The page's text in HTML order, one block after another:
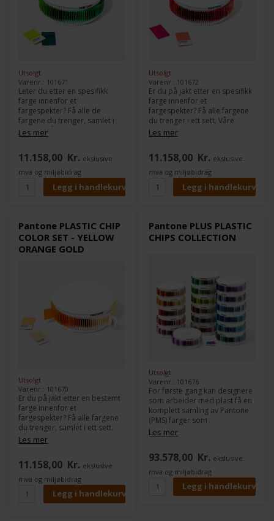
Utsolgt
Varenr.: 101671
Leter du etter en spesifikk
farge innenfor et
fargespekter? Få alle de
fargene du trenger, samlet i
ett sett. Våre Plastic Chip Color
Sets matcher vårt grafiske
kan matche plastikkfargene
dine til dine trykke- og
emballasjefarger. Hvert sett
inneholder et utvalg av 100
plastikkbrikker fra en av de
gule, oransje og gull, røde,
grønne eller blå.
Les mer
11.158,00 Kr. ekslusive.
mva og miljøbidrag
Utsolgt
Varenr.: 101672
Er du på jakt etter en spesifikk
farge innenfor et
fargespekter? Få alle fargene
du trenger i ett sett. Våre
Plastic Chip Color Sets
matcher vårt grafiske (PMS)
matche plast til dine trykk- og
emballasjefarger. Hvert sett
inneholder et utvalg av 100
plastchips fra en av de mest
populære fargefamiliene: grå
blå.
Les mer
11.158,00 Kr. ekslusive.
mva og miljøbidrag
Pantone PLASTIC CHIP
COLOR SET - YELLOW
ORANGE GOLD
Utsolgt
Varenr.: 101670
Er du på jakt etter en bestemt
farge innenfor et
fargespekter? Få alle fargene
du trenger, samlet i ett sett.
Våre Plastic Chip Color Sets
samsvarer med vårt grafiske
kan matche plast til dine
utskrifts- og emballasjefarger.
Hvert sett inneholder et utvalg
av 100 plastbrikker fra en av
de mest populære
Les mer
11.158,00 Kr. ekslusive.
mva og miljøbidrag
Pantone PLUS PLASTIC
CHIPS COLLECTION
Utsolgt
Varenr.: 101676
For første gang kan designere
som arbeider med plast få en
komplett samling av Pantone
(PMS) farger som
plaststandarder.
Chips Collection er organisert
i tre karuselltårn som roterer
for enkel plassering og
utskifting av farger, og
inkluderer en stor størrelse (3"
Les mer
93.578,00 Kr. ekslusive.
mva og miljøbidrag